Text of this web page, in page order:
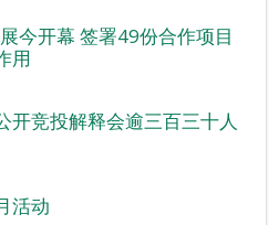
今开幕 签署49份合作项目
用
开竞投解释会逾三百三十人
活动